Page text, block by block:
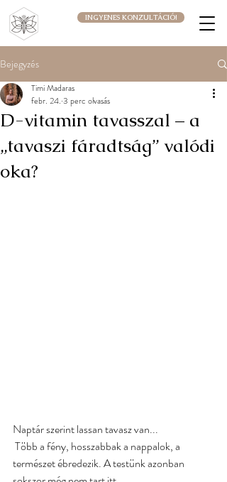
INGYENES KONZULTÁCIÓ!
Bejegyzés
D-vitamin tavasszal – a
„tavaszi fáradtság” valódi
oka?
Timi Madaras
febr. 24. 3 perc olvasás
Naptár szerint lassan tavasz van...
természet ébredezik. A testünk azonban